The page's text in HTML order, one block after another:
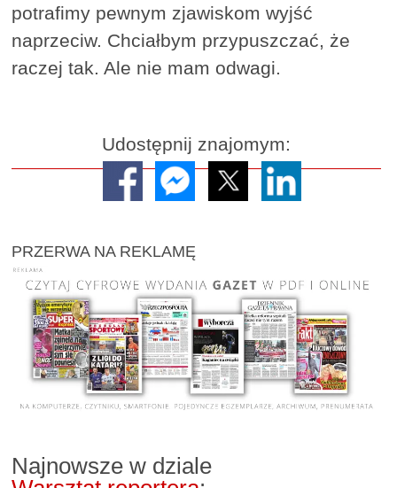
potrafimy pewnym zjawiskom wyjść
naprzeciw. Chciałbym przypuszczać, że
raczej tak. Ale nie mam odwagi.
Udostępnij znajomym:
PRZERWA NA REKLAMĘ
Najnowsze w dziale